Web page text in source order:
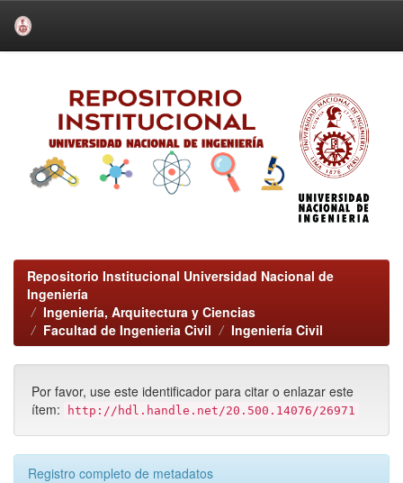
Repositorio Institucional Universidad Nacional de
Ingeniería
Ingeniería, Arquitectura y Ciencias
Facultad de Ingenieria Civil
Ingeniería Civil
Por favor, use este identificador para citar o enlazar este
ítem:
http://hdl.handle.net/20.500.14076/26971
Registro completo de metadatos